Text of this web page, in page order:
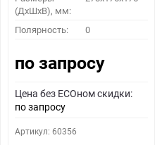
(ДхШхВ), мм:
Полярность: 0
по запросу
Цена без ECOном скидки:
по запросу
Артикул: 60356